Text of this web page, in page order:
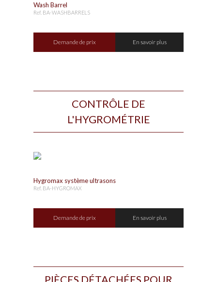
Wash Barrel
Ref. BA-WASHBARRELS
Demande de prix En savoir plus
CONTRÔLE DE
L'HYGROMÉTRIE
Hygromax système ultrasons
Ref. BA-HYGROMAX
Demande de prix En savoir plus